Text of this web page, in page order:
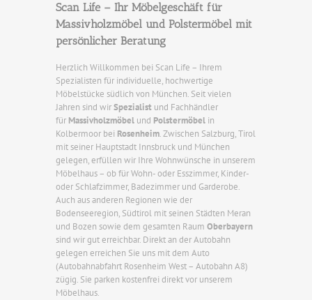
Scan Life – Ihr Möbelgeschäft für
Massivholzmöbel und Polstermöbel mit
persönlicher Beratung
Herzlich Willkommen bei Scan Life – Ihrem
Spezialisten für individuelle, hochwertige
Möbelstücke südlich von München. Seit vielen
Jahren sind wirSpezialist und Fachhändler
für Massivholzmöbel und Polstermöbel in
Kolbermoor bei Rosenheim. Zwischen Salzburg, Tirol
mit seiner Hauptstadt Innsbruck und München
gelegen, erfüllen wir Ihre Wohnwünsche in unserem
Möbelhaus – ob für Wohn- oder Esszimmer, Kinder-
oder Schlafzimmer, Badezimmer und Garderobe.
Auch aus anderen Regionen wie der
Bodenseeregion, Südtirol mit seinen Städten Meran
und Bozen sowie dem gesamten Raum Oberbayern
sind wir gut erreichbar. Direkt an der Autobahn
gelegen erreichen Sie uns mit dem Auto
(Autobahnabfahrt Rosenheim West – Autobahn A8)
zügig. Sie parken kostenfrei direkt vor unserem
Möbelhaus.